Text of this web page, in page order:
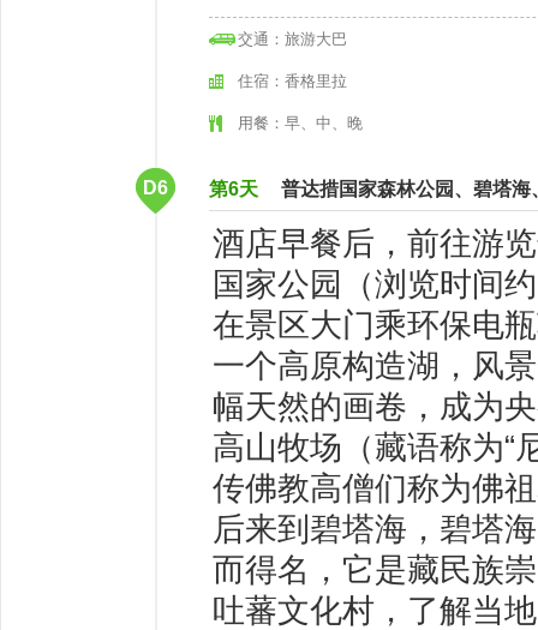
交通：旅游大巴
住宿：香格里拉
用餐：早、中、晚
D6 第6天 普达措国家森林公园、碧塔
酒店早餐后，前往游
国家公园（浏览时间
在景区大门乘环保电
一个高原构造湖，风
幅天然的画卷，成为
高山牧场（藏语称为“
传佛教高僧们称为佛
后来到碧塔海，碧塔
而得名，它是藏民族
吐蕃文化村，了解当